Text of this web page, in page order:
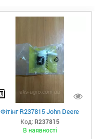
Фітінг R237815 John Deere
Код: R237815
В наявності